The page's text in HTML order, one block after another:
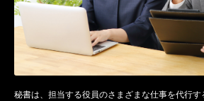
秘書は、担当する役員のさまざまな仕事を代行